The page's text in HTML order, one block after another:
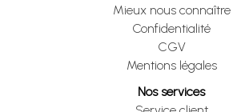
Mieux nous connaître
Confidentialité
CGV
Mentions légales
Nos services